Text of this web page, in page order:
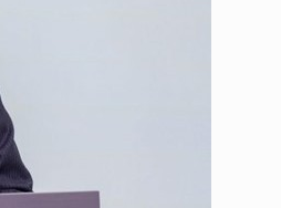
عرض
الحجّ..